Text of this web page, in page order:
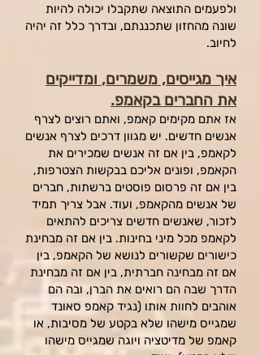
ולפעמים התוצאה שתקבלו יכולה להיות
שונה מהחזון שתכננתם, ובדרך כלל זה יהיה
לחיוב.
איך מגייסים, משמרים, ומדייקים
את החברים בקאמפ.
אז אתם מקימים קאמפ, ואתם רוצים לצרף
אנשים חדשים. יש מגוון דרכים לצרף אנשים
לקאמפ, בין אם זה אנשים שמכירים את
הקאמפ, ופונים אליכם בבקשות הצטרפות,
בין אם זה פרסום פוסטים ברשתות, חברים
של אנשים מהקאמפ, ועוד. אבל צריך תמיד
לזכור, שאנשים חדשים צריכים להתאים
לקאמפ מכל מיני בחינות. בין אם זה מבחינת
כישורים שקשורים לנושא של הקאמפ, בין
אם זה מבחינה חברתית, בין אם זה מבחינת
הדרך שבה הם רואים את הברן, ובה הם
אוהבים לחוות אותו (נגיד קאמפ סאונד
שמגייס מישהו שלא בקטע של מסיבות, או
קאמפ של מדיטציה ויוגה שמגייס מישהו